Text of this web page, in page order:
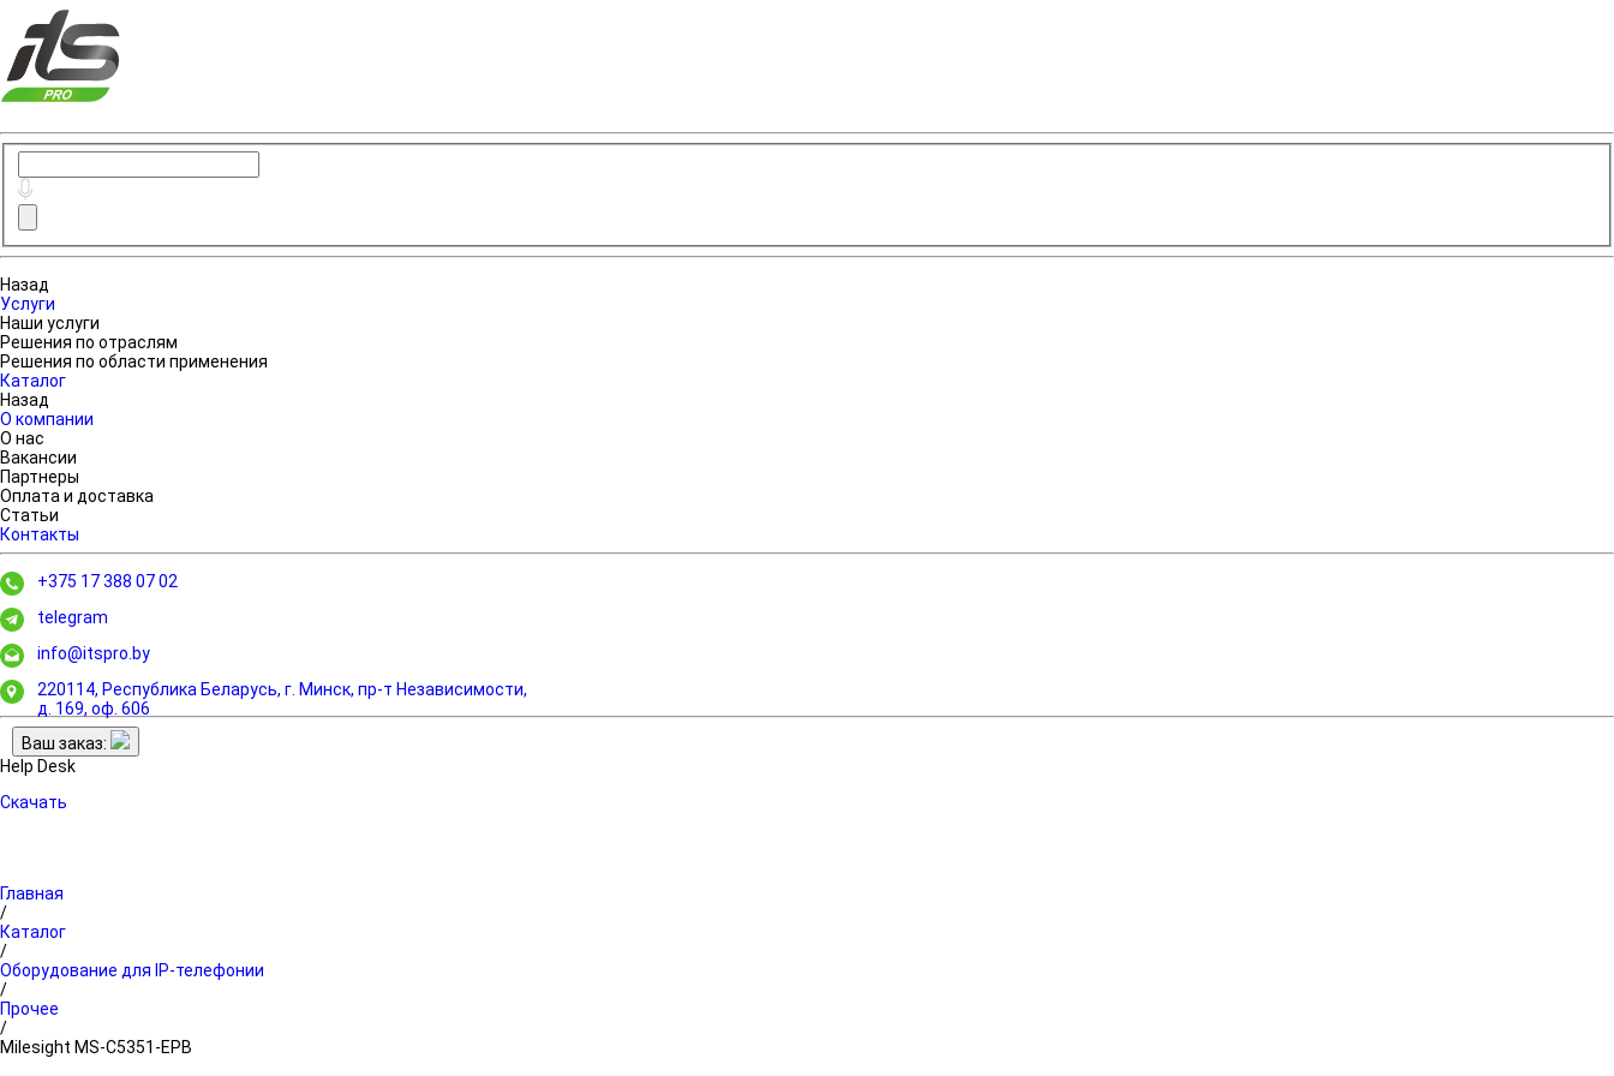
Назад
Услуги
Наши услуги
Решения по отраслям
Решения по области применения
Каталог
Назад
О компании
О нас
Вакансии
Партнеры
Оплата и доставка
Статьи
Контакты
+375 17 388 07 02
telegram
info@itspro.by
220114, Республика Беларусь, г. Минск, пр-т Независимости,
д. 169, оф. 606
Ваш заказ:
Help Desk
Скачать
Главная
/
Каталог
/
Оборудование для IP-телефонии
/
Прочее
/
Milesight MS-C5351-EPB